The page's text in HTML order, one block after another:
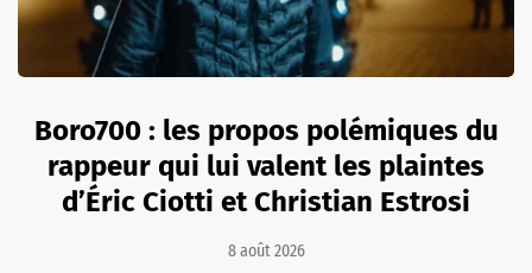
Boro700 : les propos polémiques du
rappeur qui lui valent les plaintes
d’Éric Ciotti et Christian Estrosi
8 août 2026